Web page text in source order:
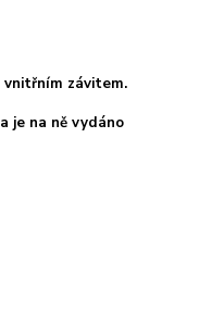
vnitřním závitem.
je na ně vydáno